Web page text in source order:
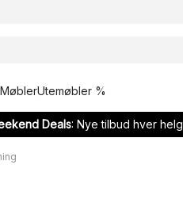
MøblerUtemøbler %
Deals: Nye tilbud hver helg